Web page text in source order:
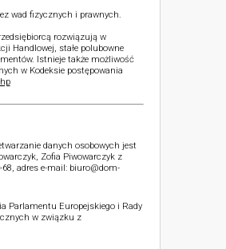
wad fizycznych i prawnych.
rozwiązują w
Handlowej, stałe polubowne
Istnieje także możliwość
w Kodeksie postępowania
danych osobowych jest
Zofia Piwowarczyk z
adres e-mail: biuro@dom-
Parlamentu Europejskiego i Rady
w związku z